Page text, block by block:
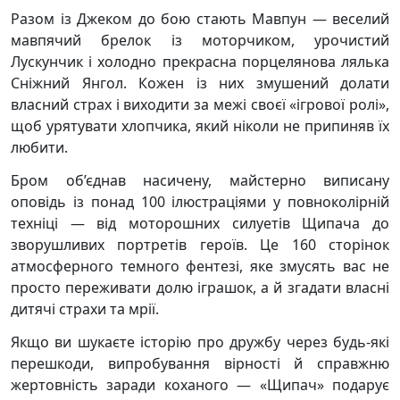
Разом із Джеком до бою стають Мавпун — веселий
мавпячий брелок із моторчиком, урочистий
Лускунчик і холодно прекрасна порцелянова лялька
Сніжний Янгол. Кожен із них змушений долати
власний страх і виходити за межі своєї «ігрової ролі»,
щоб урятувати хлопчика, який ніколи не припиняв їх
любити.
Бром об’єднав насичену, майстерно виписану
оповідь із понад 100 ілюстраціями у повноколірній
техніці — від моторошних силуетів Щипача до
зворушливих портретів героїв. Це 160 сторінок
атмосферного темного фентезі, яке змусять вас не
просто переживати долю іграшок, а й згадати власні
дитячі страхи та мрії.
Якщо ви шукаєте історію про дружбу через будь-які
перешкоди, випробування вірності й справжню
жертовність заради коханого — «Щипач» подарує